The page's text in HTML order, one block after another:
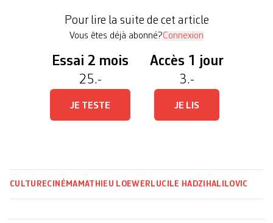
qui se réfugie dans un studio […]
Pour lire la suite de cet article
Vous êtes déjà abonné?Connexion
Essai 2 mois
25.-
JE TESTE
Accès 1 jour
3.-
JE LIS
CULTURECINÉMA MATHIEU LOEWER LUCILE HADZIHALILOVIC